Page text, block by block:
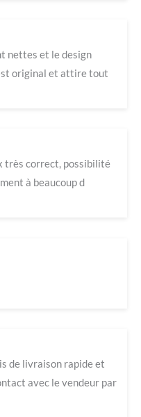
nettes et le design
original et attire tout
très correct, possibilité
à beaucoup d
de livraison rapide et
avec le vendeur par